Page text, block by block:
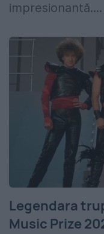
impresionantă....
Legendara
Music Prize